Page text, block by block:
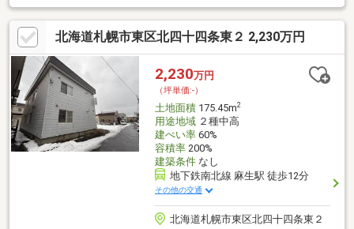
の広さ・お好きなハウスメーカーや工務店で建築可能・前面道路
に都市ガス配管有・現況は古家有、建物解体後更地にてお引渡し
▼周辺環境・ラルズマート北35条店 徒歩5分(約340m)・北小学校
徒歩6分(約430m)※敷地の一部は建ぺい率80%■ ご希望の住まい探
しをお手伝いします ━━━━━・・・物件の詳細・ご相談はお気
軽にお問い合わせください。
北海道札幌市東区北四十四条東２ 2,230万円
2,230万円
（坪単価:-）
土地面積175.45m2
用途地域２種中高
建ぺい率60%
容積率200%
建築条件なし
地下鉄南北線 麻生駅 徒歩12分
その他の交通
北海道札幌市東区北四十四条東２